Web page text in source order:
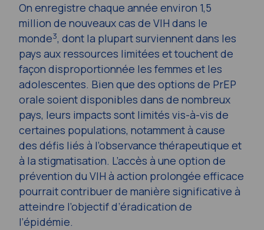
On enregistre chaque année environ 1,5
million de nouveaux cas de VIH dans le
monde3, dont la plupart surviennent dans les
pays aux ressources limitées et touchent de
façon disproportionnée les femmes et les
adolescentes. Bien que des options de PrEP
orale soient disponibles dans de nombreux
pays, leurs impacts sont limités vis-à-vis de
certaines populations, notamment à cause
des défis liés à l’observance thérapeutique et
à la stigmatisation. L’accès à une option de
prévention du VIH à action prolongée efficace
pourrait contribuer de manière significative à
atteindre l’objectif d’éradication de
l’épidémie.